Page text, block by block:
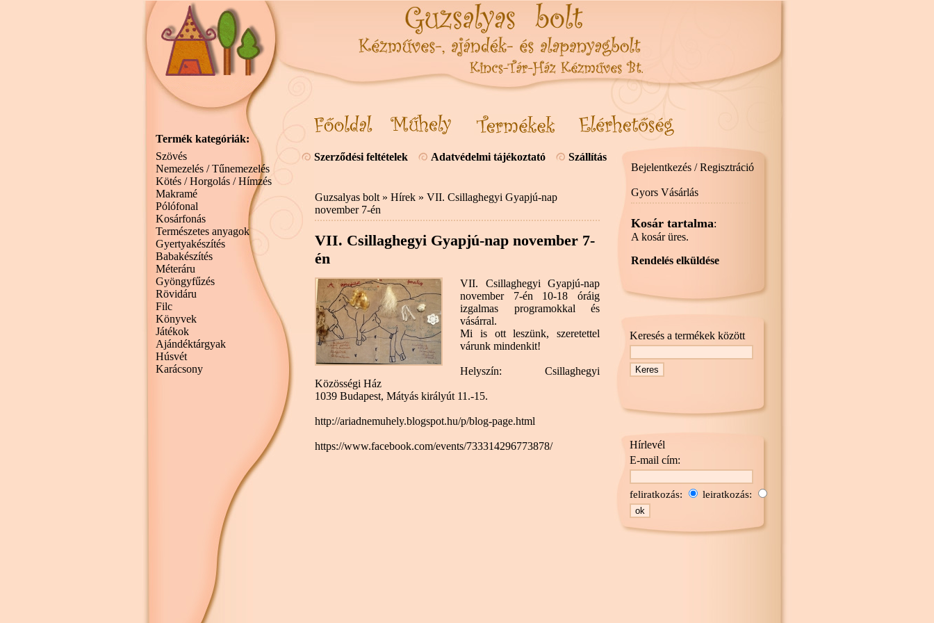
Szerződési feltételek Adatvédelmi tájékoztató Szállítás
Guzsalyas bolt » Hírek » VII. Csillaghegyi Gyapjú-nap
november 7-én
VII. Csillaghegyi Gyapjú-nap november 7-
én
VII. Csillaghegyi Gyapjú-nap
november 7-én 10-18 óráig
izgalmas programokkal és
vásárral.
Mi is ott leszünk, szeretettel
várunk mindenkit!
Helyszín: Csillaghegyi
Közösségi Ház
1039 Budapest, Mátyás királyút 11.-15.
http://ariadnemuhely.blogspot.hu/p/blog-page.html
https://www.facebook.com/events/733314296773878/
Bejelentkezés / Regisztráció
Gyors Vásárlás
Kosár tartalma:
A kosár üres.
Rendelés elküldése
Keresés a termékek között
Hírlevél
E-mail cím:
feliratkozás: leiratkozás:
Termék kategóriák:
Szövés
Nemezelés / Tűnemezelés
Kötés / Horgolás / Hímzés
Makramé
Pólófonal
Kosárfonás
Természetes anyagok
Gyertyakészítés
Babakészítés
Méteráru
Gyöngyfűzés
Rövidáru
Filc
Könyvek
Játékok
Ajándéktárgyak
Húsvét
Karácsony